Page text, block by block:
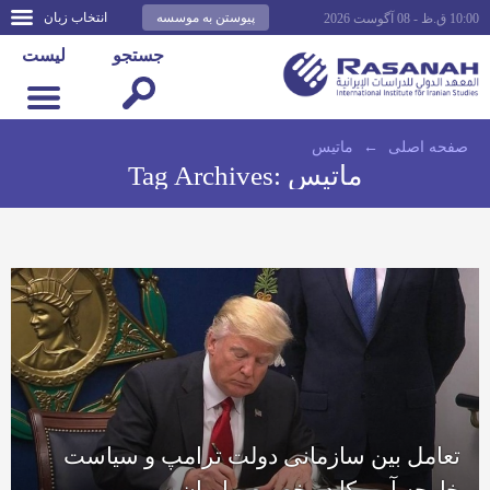
انتخاب زبان پیوستن به موسسه 10:00 ق.ظ - 08 آگوست 2026
لیست جستجو
صفحه اصلى ← ماتیس
Tag Archives: ماتیس
تعامل بین سازمانی دولت ترامپ و سیاست